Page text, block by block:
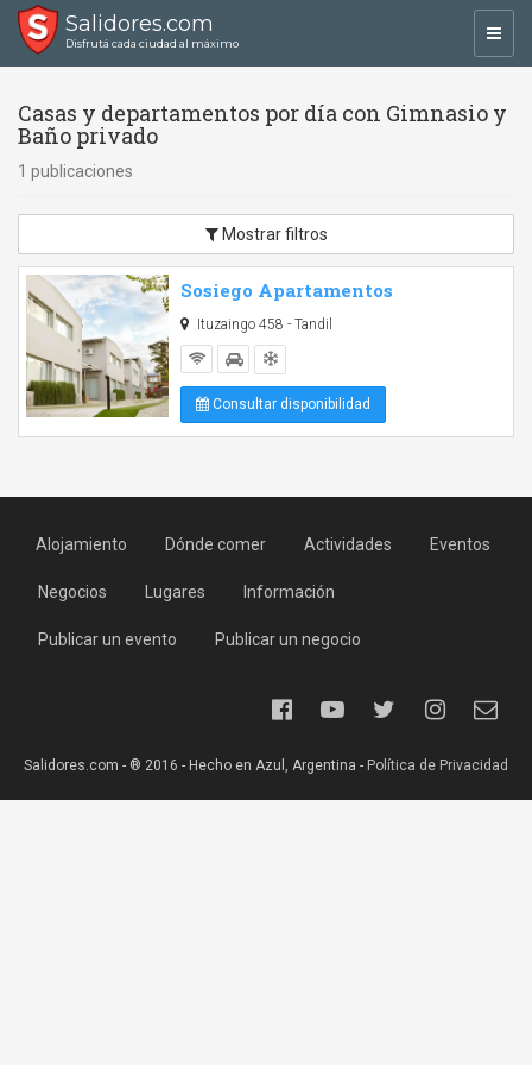
Salidores.com
Disfrutá cada ciudad al máximo
Casas y departamentos por día con Gimnasio y
Baño privado
1 publicaciones
Mostrar filtros
Sosiego Apartamentos
Ituzaingo 458 - Tandil
Consultar disponibilidad
Alojamiento Dónde comer Actividades Eventos
Negocios Lugares Información
Publicar un evento Publicar un negocio
Salidores.com - ® 2016 - Hecho en Azul, Argentina - Política de Privacidad